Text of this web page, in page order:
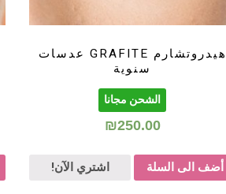
هيدروتشارم GRAFITE عدسات
سنوية
الشحن مجانا
₪250.00
أضف الى السلة اشتري الآن!